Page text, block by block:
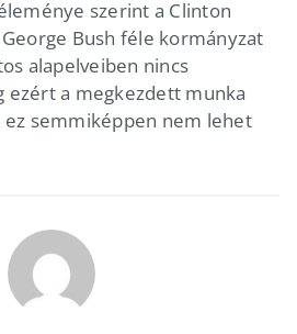
szerint a Clinton
Bush féle kormányzat
alapelveiben nincs
ezért a megkezdett munka
semmiképpen nem lehet